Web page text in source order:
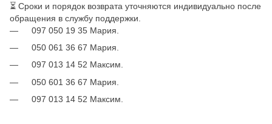
⏳ Сроки и порядок возврата уточняются индивидуально после
обращения в службу поддержки.
097 050 19 35 Мария.
050 061 36 67 Мария.
097 013 14 52 Максим.
050 601 36 67 Мария.
097 013 14 52 Максим.